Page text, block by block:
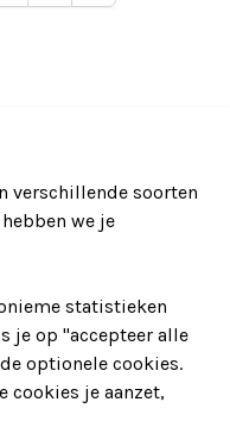
verschillende soorten
we je
statistieken
je op "accepteer alle
optionele cookies.
cookies je aanzet,